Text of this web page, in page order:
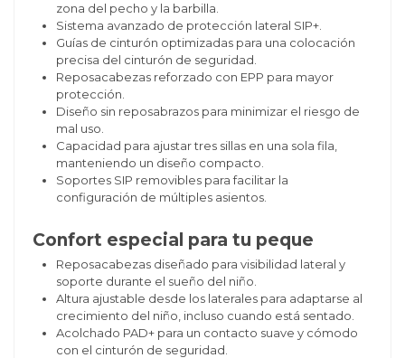
zona del pecho y la barbilla.
Sistema avanzado de protección lateral SIP+.
Guías de cinturón optimizadas para una colocación
precisa del cinturón de seguridad.
Reposacabezas reforzado con EPP para mayor
protección.
Diseño sin reposabrazos para minimizar el riesgo de
mal uso.
Capacidad para ajustar tres sillas en una sola fila,
manteniendo un diseño compacto.
Soportes SIP removibles para facilitar la
configuración de múltiples asientos.
Confort especial para tu peque
Reposacabezas diseñado para visibilidad lateral y
soporte durante el sueño del niño.
Altura ajustable desde los laterales para adaptarse al
crecimiento del niño, incluso cuando está sentado.
Acolchado PAD+ para un contacto suave y cómodo
con el cinturón de seguridad.